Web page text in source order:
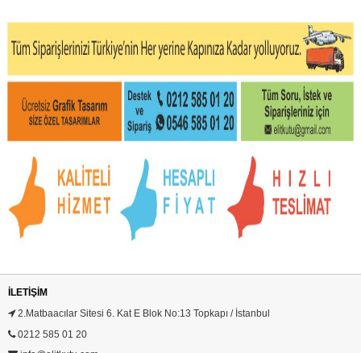
İLETIŞIM
2.Matbaacılar Sitesi 6. Kat E Blok No:13 Topkapı / İstanbul
0212 585 01 20